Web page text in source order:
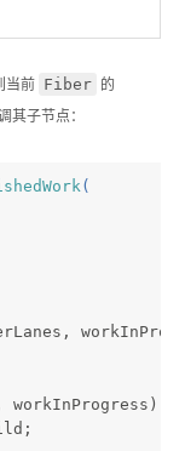
当前 Fiber 的
其子节点：
(
workInProgress);